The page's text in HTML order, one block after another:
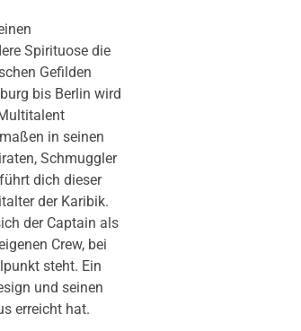
Spirituose die
Gefilden
bis Berlin wird
in seinen
Schmuggler
dich dieser
der Karibik.
der Captain als
Crew, bei
steht. Ein
und seinen
erreicht hat.